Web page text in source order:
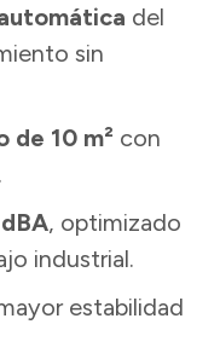
del
sin
10 m² con
, optimizado
industrial.
estabilidad